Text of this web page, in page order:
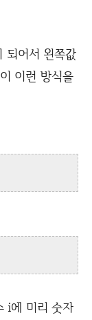
되어서 왼쪽값
이런 방식을
i에 미리 숫자